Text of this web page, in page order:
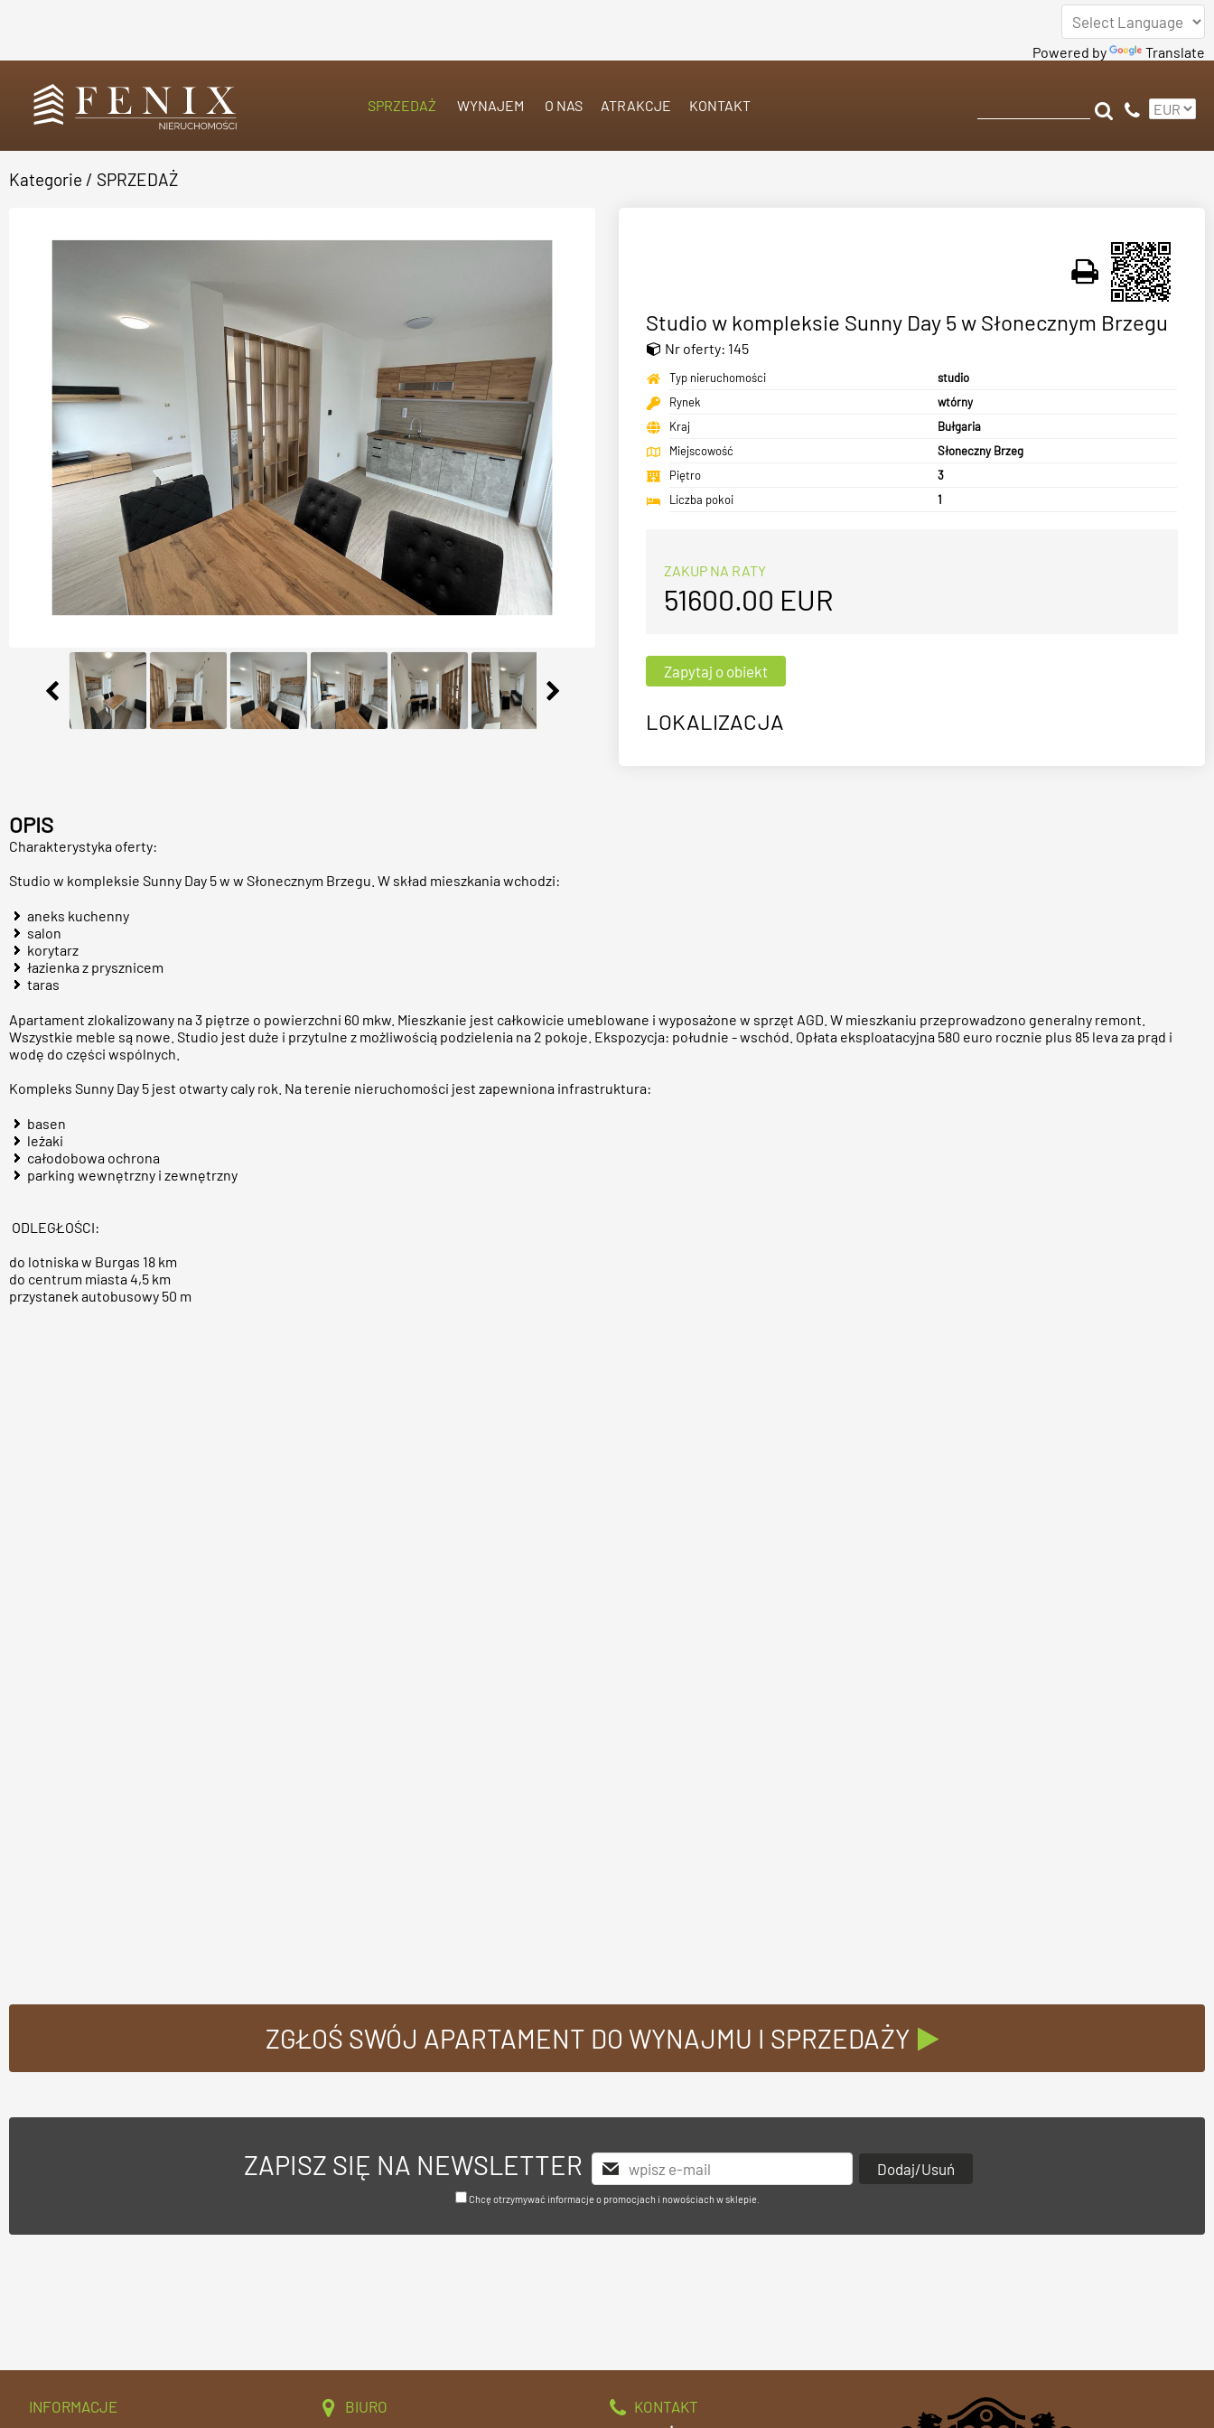
Powered by Translate
SPRZEDAŻ WYNAJEM O NAS ATRAKCJE KONTAKT
Kategorie / SPRZEDAŻ
Studio w kompleksie Sunny Day 5 w Słonecznym Brzegu
Nr oferty: 145
Typ nieruchomości
studio
Rynek
wtórny
Kraj
Bułgaria
Miejscowość
Słoneczny Brzeg
Piętro
3
Liczba pokoi
1
ZAKUP NA RATY
51600.00 EUR
LOKALIZACJA
OPIS
Charakterystyka oferty:
Studio w kompleksie Sunny Day 5 w w Słonecznym Brzegu. W skład mieszkania wchodzi:
aneks kuchenny
salon
korytarz
łazienka z prysznicem
taras
Apartament zlokalizowany na 3 piętrze o powierzchni 60 mkw. Mieszkanie jest całkowicie umeblowane i wyposażone w sprzęt AGD. W mieszkaniu przeprowadzono generalny remont.
Wszystkie meble są nowe. Studio jest duże i przytulne z możliwością podzielenia na 2 pokoje. Ekspozycja: południe - wschód. Opłata eksploatacyjna 580 euro rocznie plus 85 leva za prąd i
wodę do części wspólnych.
Kompleks Sunny Day 5 jest otwarty caly rok. Na terenie nieruchomości jest zapewniona infrastruktura:
basen
leżaki
całodobowa ochrona
parking wewnętrzny i zewnętrzny
ODLEGŁOŚCI:
do lotniska w Burgas 18 km
do centrum miasta 4,5 km
przystanek autobusowy 50 m
ZGŁOŚ SWÓJ APARTAMENT DO WYNAJMU I SPRZEDAŻY
ZAPISZ SIĘ NA NEWSLETTER
Chcę otrzymywać informacje o promocjach i nowościach w sklepie.
INFORMACJE BIURO KONTAKT